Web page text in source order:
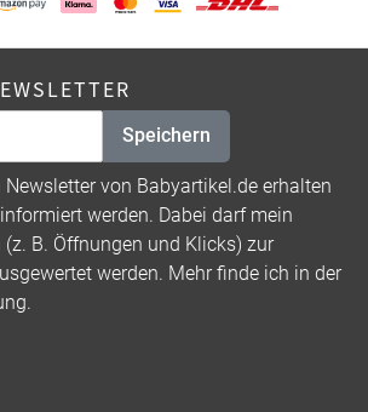
Speichern
von Babyartikel.de erhalten
werden. Dabei darf mein
B. Öffnungen und Klicks) zur
werden. Mehr finde ich in der
.